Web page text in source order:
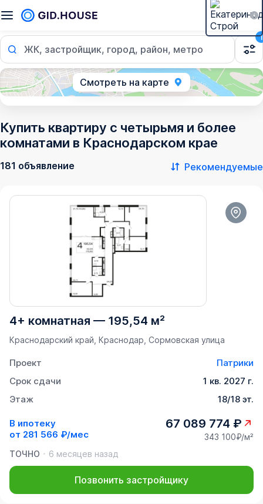
ЖК, застройщик, город, район, метро
1
Смотреть на карте
Купить квартиру с четырьмя и более
комнатами в Краснодарском крае
181 объявление Рекомендуемые
4+ комнатная — 195,54 м²
Краснодарский край, Краснодар, Сормовская улица
Проект
Патрики
Срок сдачи
1 кв. 2027 г.
Этаж
18/18 эт.
В ипотеку
от 281 566 ₽/мес
67 089 774 ₽
343 100₽/м²
ТОЧНО
6 месяцев назад
Позвонить застройщику